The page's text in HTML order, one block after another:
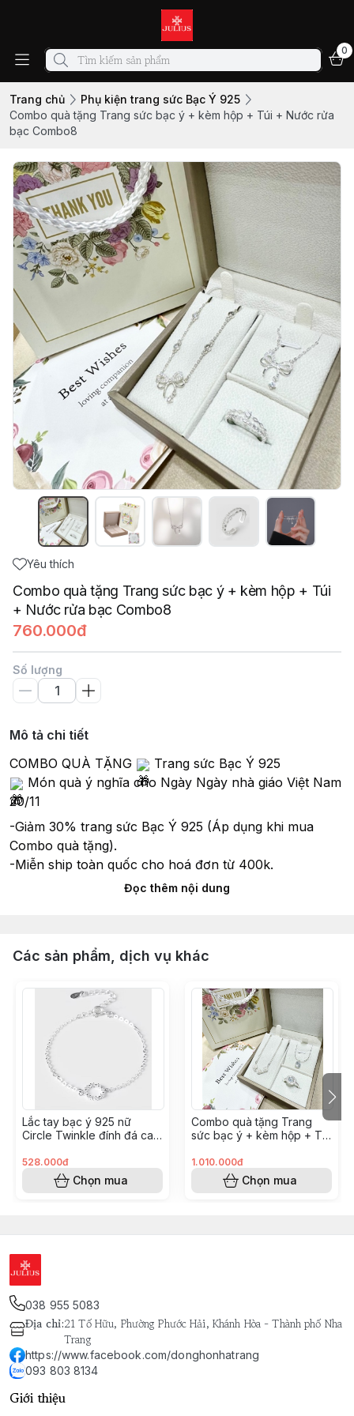
0
Trang chủ
Phụ kiện trang sức Bạc Ý 925
Combo quà tặng Trang sức bạc ý + kèm hộp + Túi + Nước rửa
bạc Combo8
Yêu thích
Combo quà tặng Trang sức bạc ý + kèm hộp + Túi
+ Nước rửa bạc Combo8
760.000đ
Số lượng
Mô tả chi tiết
COMBO QUÀ TẶNG
Trang sức Bạc Ý 925
Món quà ý nghĩa cho Ngày Ngày nhà giáo Việt Nam
20/11
-Giảm 30% trang sức Bạc Ý 925 (Áp dụng khi mua
Combo quà tặng).
-Miễn ship toàn quốc cho hoá đơn từ 400k.
Combo quà tặng bao gồm:
3. Nhẫn tay bạc ý 925
4. Hộp + túi + thiệp mừng ( Như hình)
5. Tặng kèm chai nước rửa bạc 15ml
------------------------------
Mô tà sản phẩm:
- Chất liệu: Bạc S925 (92,5% Bạc và 7,5% kim loại sản
phẩm khác sản xuất theo công nghệ Bạc Ý) hàng gia
công kỹ thuật bóng đep, không han gỉ, không di ứng,
dễ làm sáng và bảo quản.
------------------------------
#Nhuquynhwatchjulius
- ĐẠI LÝ UỶ QUYỀN CHÍNH
THỨC CỦA ĐỒNG HỒ HÀN QUỐC JULIUS
21 Tố Hữu, Nha Trang, Khánh Hoà
Hotline: 0938.038.134 - 0389.555.083
Đọc thêm nội dung
Các sản phẩm, dịch vụ khác
￼Lắc tay bạc ý 925 nữ
Circle Twinkle đính đá cao
528.000đ
Chọn mua
Combo quà tặng Trang
sức bạc ý + kèm hộp + Túi
1.010.000đ
Chọn mua
038 955 5083
Địa chỉ:21 Tố Hữu, Phường Phước Hải, Khánh Hòa - Thành phố Nha
Trang
https://www.facebook.com/donghonhatrang
093 803 8134
Giới thiệu